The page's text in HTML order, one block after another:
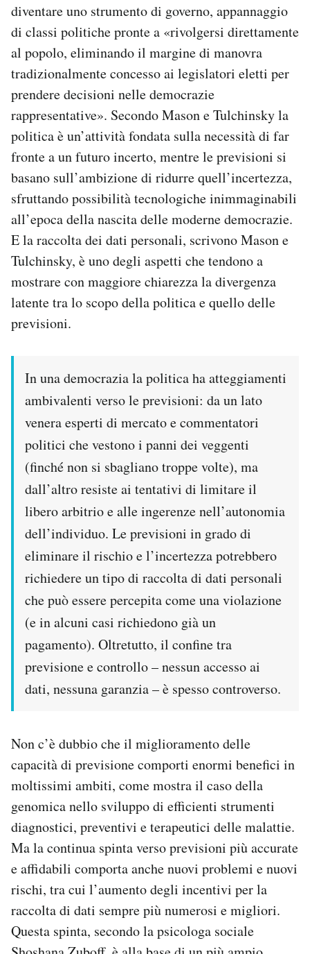
diventare uno strumento di governo, appannaggio
di classi politiche pronte a «rivolgersi direttamente
al popolo, eliminando il margine di manovra
tradizionalmente concesso ai legislatori eletti per
prendere decisioni nelle democrazie
rappresentative». Secondo Mason e Tulchinsky la
politica è un’attività fondata sulla necessità di far
fronte a un futuro incerto, mentre le previsioni si
basano sull’ambizione di ridurre quell’incertezza,
sfruttando possibilità tecnologiche inimmaginabili
all’epoca della nascita delle moderne democrazie.
E la raccolta dei dati personali, scrivono Mason e
Tulchinsky, è uno degli aspetti che tendono a
mostrare con maggiore chiarezza la divergenza
latente tra lo scopo della politica e quello delle
previsioni.
In una democrazia la politica ha atteggiamenti
ambivalenti verso le previsioni: da un lato
venera esperti di mercato e commentatori
politici che vestono i panni dei veggenti
(finché non si sbagliano troppe volte), ma
dall’altro resiste ai tentativi di limitare il
libero arbitrio e alle ingerenze nell’autonomia
dell’individuo. Le previsioni in grado di
eliminare il rischio e l’incertezza potrebbero
richiedere un tipo di raccolta di dati personali
che può essere percepita come una violazione
(e in alcuni casi richiedono già un
pagamento). Oltretutto, il confine tra
previsione e controllo – nessun accesso ai
dati, nessuna garanzia – è spesso controverso.
Non c’è dubbio che il miglioramento delle
capacità di previsione comporti enormi benefici in
moltissimi ambiti, come mostra il caso della
genomica nello sviluppo di efficienti strumenti
diagnostici, preventivi e terapeutici delle malattie.
Ma la continua spinta verso previsioni più accurate
e affidabili comporta anche nuovi problemi e nuovi
rischi, tra cui l’aumento degli incentivi per la
raccolta di dati sempre più numerosi e migliori.
Questa spinta, secondo la psicologa sociale